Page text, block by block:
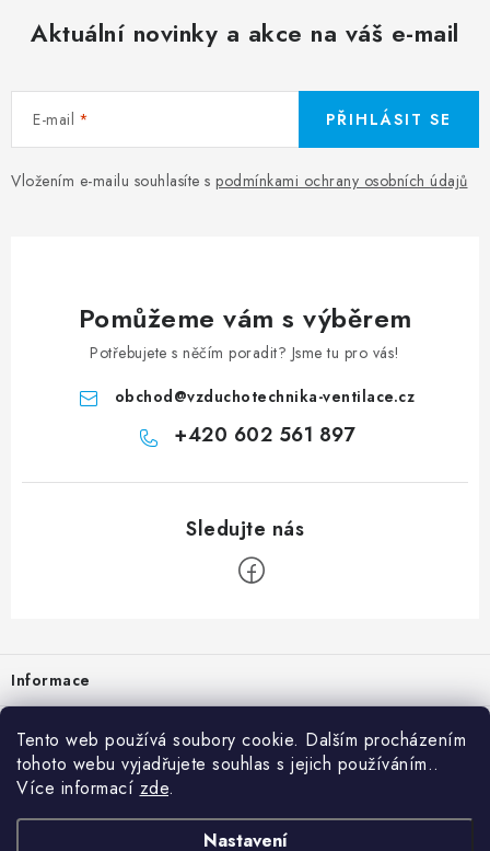
Tento web používá soubory cookie. Dalším procházením
tohoto webu vyjadřujete souhlas s jejich používáním..
Více informací zde.
Nastavení
Aktuální novinky a akce na váš e-mail
E-mail
Vložením e-mailu souhlasíte s podmínkami ochrany osobních údajů
PŘIHLÁSIT SE
Pomůžeme vám s výběrem
Potřebujete s něčím poradit? Jsme tu pro vás!
obchod@vzduchotechnika-ventilace.cz
+420 602 561 897
Informace
Prodejna
Rady a tipy